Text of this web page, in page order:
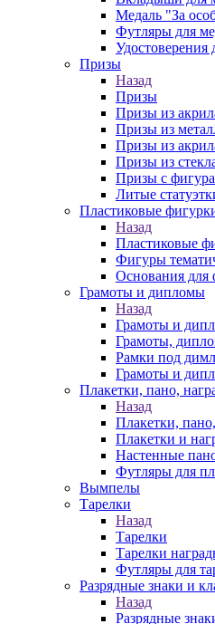
Медаль "За
Футляры для
Удостоверения
Призы
Назад
Призы
Призы из
Призы из
Призы из
Призы из
Призы с
Литые
Пластиковые
Назад
Пластиковые
Фигуры
Основания для
Грамоты и дипломы
Назад
Грамоты и
Грамоты,
Рамки под
Грамоты и
Плакетки, пано,
Назад
Плакетки,
Плакетки и
Настенные
Футляры для
Вымпелы
Тарелки
Назад
Тарелки
Тарелки
Футляры для
Разрядные знаки и
Назад
Разрядные